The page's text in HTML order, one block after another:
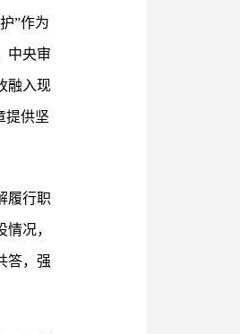
”作为
中央审
融入现
提供坚
履行职
况，
答，强